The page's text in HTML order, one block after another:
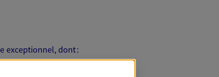
exceptionnel, dont :